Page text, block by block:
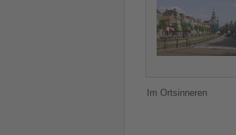
Im Ortsinneren